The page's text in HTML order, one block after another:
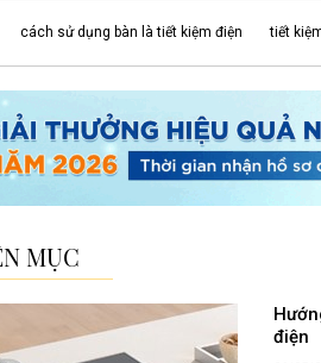
cách sử dụng bàn là tiết kiệm điện tiết
MỤC
điện